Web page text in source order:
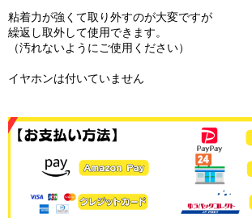
粘着力が強くて取り外すのが大変ですが
繰返し取外して使用できます。
（汚れないようにご使用ください）
イヤホンは付いていません